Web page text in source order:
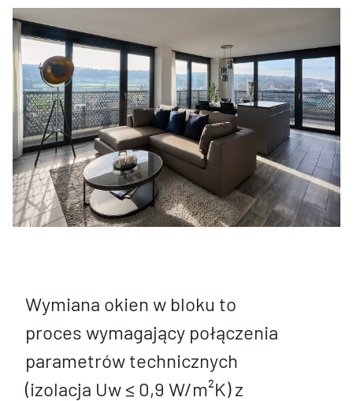
Wymiana okien w bloku to
proces wymagający połączenia
parametrów technicznych
(izolacja Uw ≤ 0,9 W/m²K) z